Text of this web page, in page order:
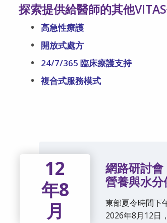
探索提供給醫師的其他VITAS
高急性療護
開放式處方
24/7/365 臨床療護支持
複合式服務模式
12
年8
月
網路研討
營養與水分
東部夏令時間下
2026年8月12日